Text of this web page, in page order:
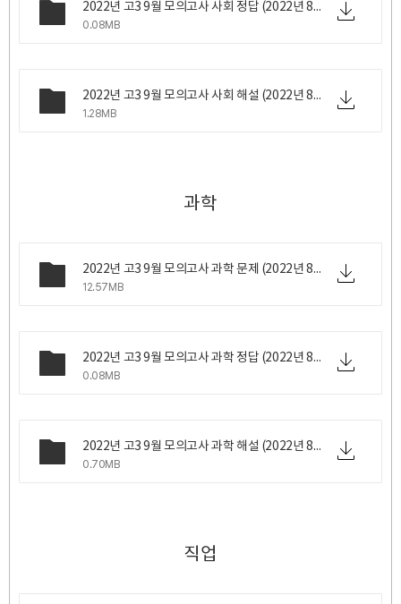
2022년 고3 9월 모의고사 사회 정답 (2022년 8월 31일 수요일 시행).png
0.08MB
2022년 고3 9월 모의고사 사회 해설 (2022년 8월 31일 수요일 시행).zip
1.28MB
과학
2022년 고3 9월 모의고사 과학 문제 (2022년 8월 31일 수요일 시행).zip
12.57MB
2022년 고3 9월 모의고사 과학 정답 (2022년 8월 31일 수요일 시행).png
0.08MB
2022년 고3 9월 모의고사 과학 해설 (2022년 8월 31일 수요일 시행).zip
0.70MB
직업